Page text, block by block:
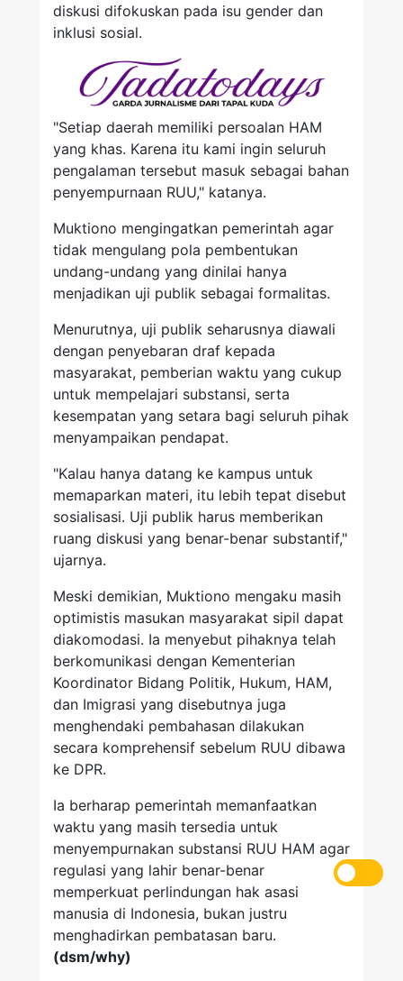
diskusi difokuskan pada isu gender dan
inklusi sosial.
"Setiap daerah memiliki persoalan HAM
yang khas. Karena itu kami ingin seluruh
pengalaman tersebut masuk sebagai bahan
penyempurnaan RUU," katanya.
Muktiono mengingatkan pemerintah agar
tidak mengulang pola pembentukan
undang-undang yang dinilai hanya
menjadikan uji publik sebagai formalitas.
Menurutnya, uji publik seharusnya diawali
dengan penyebaran draf kepada
masyarakat, pemberian waktu yang cukup
untuk mempelajari substansi, serta
kesempatan yang setara bagi seluruh pihak
menyampaikan pendapat.
"Kalau hanya datang ke kampus untuk
memaparkan materi, itu lebih tepat disebut
sosialisasi. Uji publik harus memberikan
ruang diskusi yang benar-benar substantif,"
ujarnya.
Meski demikian, Muktiono mengaku masih
optimistis masukan masyarakat sipil dapat
diakomodasi. Ia menyebut pihaknya telah
berkomunikasi dengan Kementerian
Koordinator Bidang Politik, Hukum, HAM,
dan Imigrasi yang disebutnya juga
menghendaki pembahasan dilakukan
secara komprehensif sebelum RUU dibawa
ke DPR.
Ia berharap pemerintah memanfaatkan
waktu yang masih tersedia untuk
menyempurnakan substansi RUU HAM agar
regulasi yang lahir benar-benar
memperkuat perlindungan hak asasi
manusia di Indonesia, bukan justru
menghadirkan pembatasan baru.
(dsm/why)